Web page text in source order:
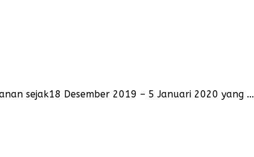
sejak18 Desember 2019 – 5 Januari 2020 yang ...